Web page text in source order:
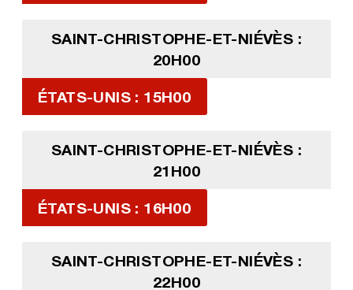
SAINT-CHRISTOPHE-ET-NIÉVÈS :
20H00
ÉTATS-UNIS : 15H00
SAINT-CHRISTOPHE-ET-NIÉVÈS :
21H00
ÉTATS-UNIS : 16H00
SAINT-CHRISTOPHE-ET-NIÉVÈS :
22H00